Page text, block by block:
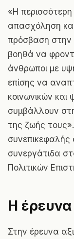
«Η
απασχόληση
πρόσβαση στην
βοηθά να
άνθρωποι με
επίσης να
κοινωνικών
συμβάλλουν
της ζωής
συνεπικεφαλής
συνεργάτιδα
Πολιτικών
Η έρευνα
Στην έρευνα